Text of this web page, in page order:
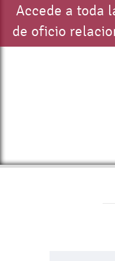
Accede a toda
de oficio